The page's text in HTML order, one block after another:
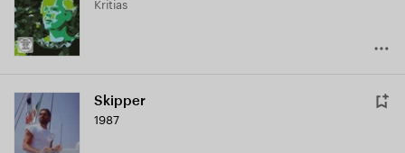
Skipper
1987